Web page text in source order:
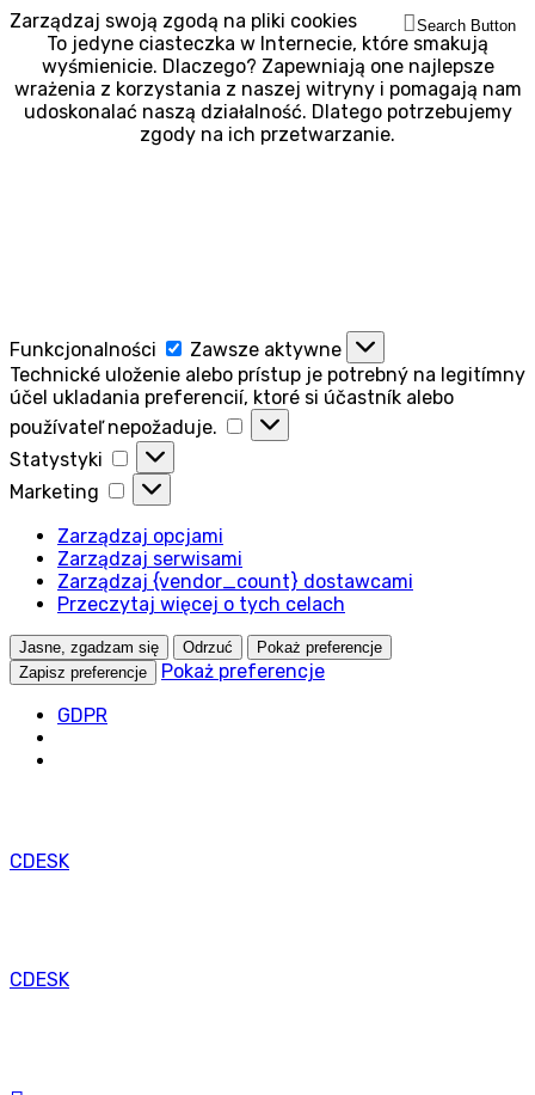
Zarządzaj swoją zgodą na pliki cookies
To jedyne ciasteczka w Internecie, które smakują
wyśmienicie. Dlaczego? Zapewniają one najlepsze
wrażenia z korzystania z naszej witryny i pomagają nam
udoskonalać naszą działalność. Dlatego potrzebujemy
zgody na ich przetwarzanie.
Funkcjonalności Funkcjonalności
Zawsze aktywne
Technické uloženie alebo prístup je potrebný na legitímny
účel ukladania preferencií, ktoré si účastník alebo
používateľ nepožaduje.
Technické
uloženie
legitímny
účel
preferencií,
ktoré
Statystyki
Statystyki
Marketing
Marketing
Zarządzaj opcjami
Zarządzaj serwisami
Zarządzaj {vendor_count} dostawcami
Przeczytaj więcej o tych celach
Jasne, zgadzam się Odrzuć
Pokaż preferencje
Zapisz preferencje
Pokaż preferencje
GDPR
CDESK
CDESK
Search Button